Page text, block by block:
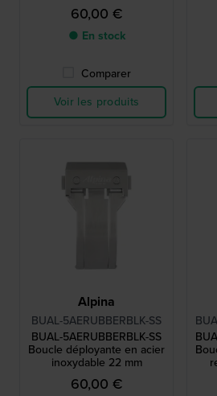
60,00 €
● En stock
Comparer
Voir les produits
Alpina
BUAL-5AERUBBERBLK-SS
BUAL-5AERUBBERBLK-SS
Boucle déployante en acier
inoxydable 22 mm
60,00 €